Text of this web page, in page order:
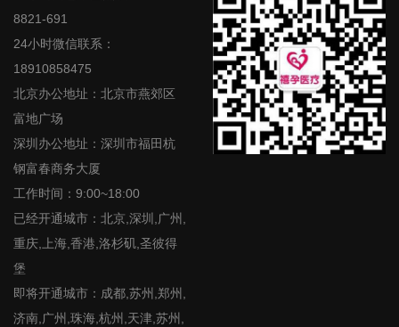
8821-691
24小时微信联系：
18910858475
北京办公地址：北京市燕郊区
富地广场
深圳办公地址：深圳市福田杭
钢富春商务大厦
工作时间：9:00~18:00
已经开通城市：北京,深圳,广州,
重庆,上海,香港,洛杉矶,圣彼得
堡
即将开通城市：成都,苏州,郑州,
济南,广州,珠海,杭州,天津,苏州,